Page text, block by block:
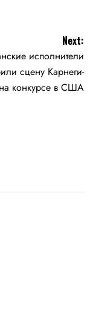
Next:
исполнители
сцену Карнеги-
конкурсе в США